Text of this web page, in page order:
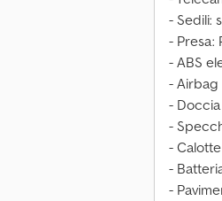
- Sedili:
- Presa:
- ABS
-
-
-
-
-
-